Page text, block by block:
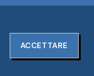
UK TUTTI I
06354287
ACCETTARE